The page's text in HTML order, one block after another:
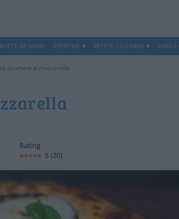
DE MARE APERITIVE RETETE CU CARNE FARA
cu vinete și mozzarella
Rating
5 (20)